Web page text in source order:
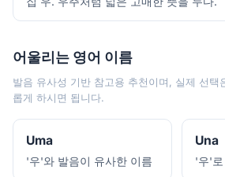
어울리는 영어 이름
발음 유사성 기반 참고용 추천이며, 실제 선택
롭게 하시면 됩니다.
Uma
'우'와 발음이 유사한 이름
Una
'우'로